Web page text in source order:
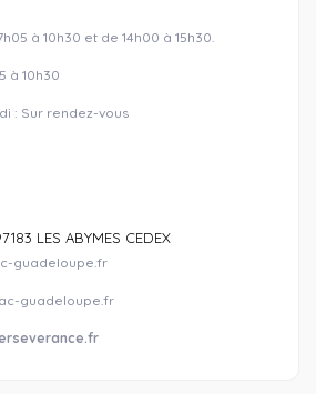
à 10h30 et de 14h00 à 15h30.
à 10h30
: Sur rendez-vous
LES ABYMES CEDEX
guadeloupe.fr
guadeloupe.fr